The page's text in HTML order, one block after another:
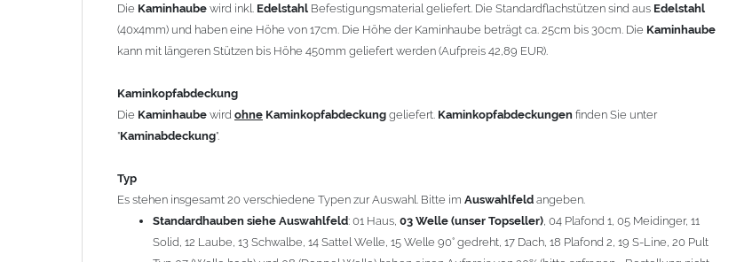
hergestellt (Preis auf Anfrage = ca. 2-3-fache vom 1,5mm Standardpreis)
Ab einerKaminlänge
Bei der Kombination mitWetterfahneundKaminbreite über 900mm wird dieKaminhaubein 1,5mm Dicke
angefertigt.
= 145,39 EUR) geliefert werden.
Bitte besprechen Sie den Einbau derKaminhaubemit Ihrem zuständigenSchornsteinfeger
Die Kaminhaube wird inkl. Edelstahl Befestigungsmaterial geliefert. Die Standardflachstützen sind aus Edelstahl
(40x4mm) und haben eine Höhe von 17cm. Die Höhe der Kaminhaube beträgt ca. 25cm bis 30cm. Die Kaminhaube
kann mit längeren Stützen bis Höhe 450mm geliefert werden (Aufpreis 42,89 EUR).
Kaminkopfabdeckung
Die Kaminhaube wird ohne Kaminkopfabdeckung geliefert. Kaminkopfabdeckungen finden Sie unter
"Kaminabdeckung".
Typ
Es stehen insgesamt 20 verschiedene Typen zur Auswahl. Bitte im Auswahlfeld angeben.
Standardhauben siehe Auswahlfeld: 01 Haus, 03 Welle (unser Topseller) , 04 Plafond 1, 05 Meidinger, 11
Solid, 12 Laube, 13 Schwalbe, 14 Sattel Welle, 15 Welle 90° gedreht, 17 Dach, 18 Plafond 2, 19 S-Line, 20 Pult